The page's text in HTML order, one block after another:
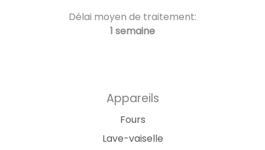
Délai moyen de traitement:
1 semaine
Appareils
Fours
Lave-vaiselle